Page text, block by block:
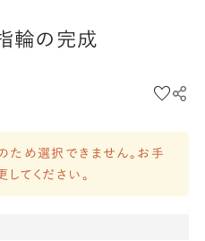
輪の完成
ため選択できません。お手
てください。